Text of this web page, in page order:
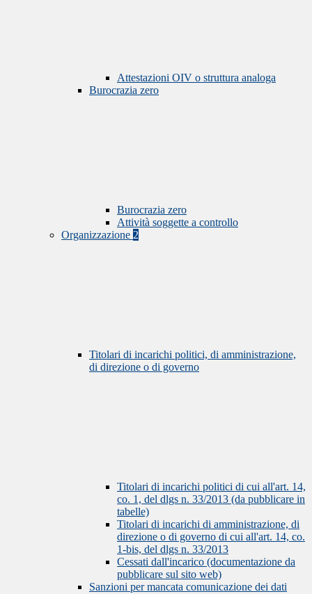
Attestazioni OIV o struttura analoga
Burocrazia zero
Burocrazia zero
Attività soggette a controllo
Organizzazione 2
Titolari di incarichi politici, di amministrazione,
di direzione o di governo
Titolari di incarichi politici di cui all'art. 14,
co. 1, del dlgs n. 33/2013 (da pubblicare in
tabelle)
Titolari di incarichi di amministrazione, di
direzione o di governo di cui all'art. 14, co.
1-bis, del dlgs n. 33/2013
Cessati dall'incarico (documentazione da
pubblicare sul sito web)
Sanzioni per mancata comunicazione dei dati